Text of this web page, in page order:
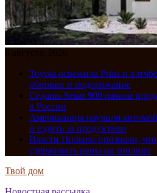
6 августа, 2026
Toyota освежила Prius и
обновки и подорожание
Седаны Senat 900 начали
в России
Американцы научили
и ездить за продуктами
Власти Польши признали,
сдерживать цены на топливо
Твой дом